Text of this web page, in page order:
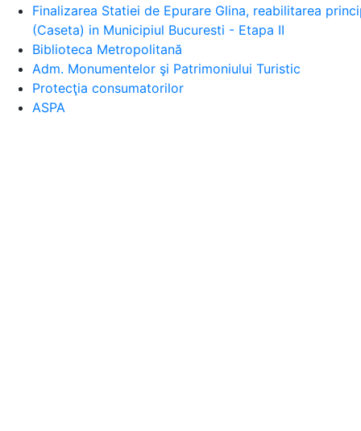
Finalizarea Statiei de Epurare Glina, reabilitarea
(Caseta) in Municipiul Bucuresti - Etapa II
Biblioteca Metropolitană
Adm. Monumentelor şi Patrimoniului Turistic
Protecţia consumatorilor
ASPA